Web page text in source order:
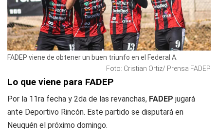
FADEP viene de obtener un buen triunfo en el Federal A.
Foto: Cristian Ortiz/ Prensa FADEP
Lo que viene para FADEP
Por la 11ra fecha y 2da de las revanchas, FADEP jugará
ante Deportivo Rincón. Este partido se disputará en
Neuquén el próximo domingo.